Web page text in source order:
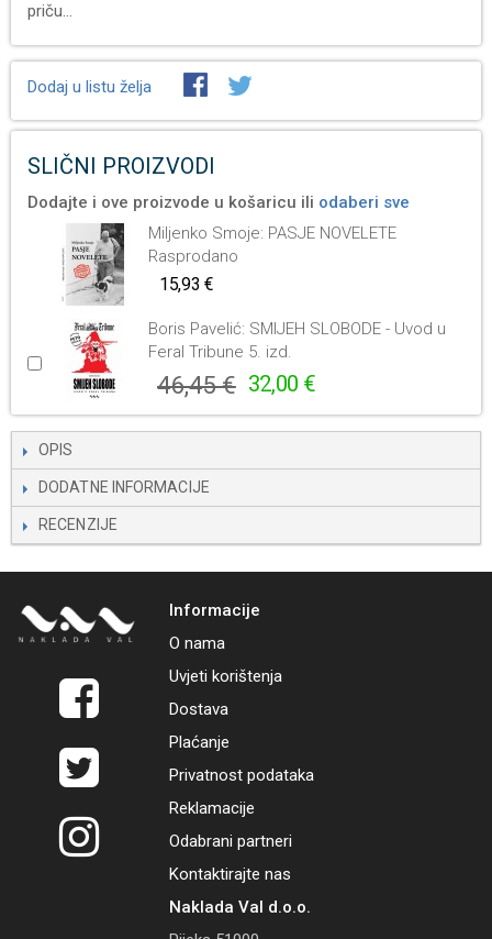
priču...
Dodaj u listu želja
SLIČNI PROIZVODI
Dodajte i ove proizvode u košaricu ili odaberi sve
Miljenko Smoje: PASJE NOVELETE
Rasprodano
15,93 €
Boris Pavelić: SMIJEH SLOBODE - Uvod u
Feral Tribune 5. izd.
46,45 € 32,00 €
OPIS
DODATNE INFORMACIJE
RECENZIJE
Informacije
O nama
Uvjeti korištenja
Dostava
Plaćanje
Privatnost podataka
Reklamacije
Odabrani partneri
Kontaktirajte nas
Naklada Val d.o.o.